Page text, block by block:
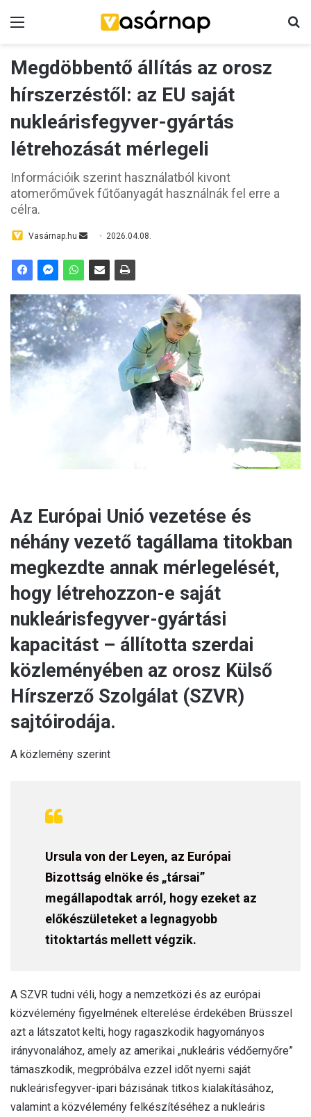
Megdöbbentő állítás az orosz
hírszerzéstől: az EU saját
nukleárisfegyver-gyártás
létrehozását mérlegeli
Információik szerint használatból kivont
atomerőművek fűtőanyagát használnák fel erre a
célra.
Vasárnap.hu
a
e
2026.04.08.
Az Európai Unió vezetése és
néhány vezető tagállama titokban
megkezdte annak mérlegelését,
hogy létrehozzon-e saját
nukleárisfegyver-gyártási
kapacitást – állította szerdai
közleményében az orosz Külső
Hírszerző Szolgálat (SZVR)
sajtóirodája.
A közlemény szerint
Ursula von der Leyen, az Európai
Bizottság elnöke és „társai”
megállapodtak arról, hogy ezeket az
előkészületeket a legnagyobb
titoktartás mellett végzik.
A SZVR tudni véli, hogy a nemzetközi és az európai
közvélemény figyelmének elterelése érdekében Brüsszel
azt a látszatot kelti, hogy ragaszkodik hagyományos
irányvonalához, amely az amerikai „nukleáris védőernyőre”
támaszkodik, megpróbálva ezzel időt nyerni saját
nukleárisfegyver-ipari bázisának titkos kialakításához,
valamint a közvélemény felkészítéséhez a nukleáris